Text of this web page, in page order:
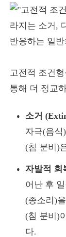
고전적 조건
통해 더 정교
소거
자극(음식
(침 분비)
자발적 회
어난 후
(종소리)
(침 분비)
다.